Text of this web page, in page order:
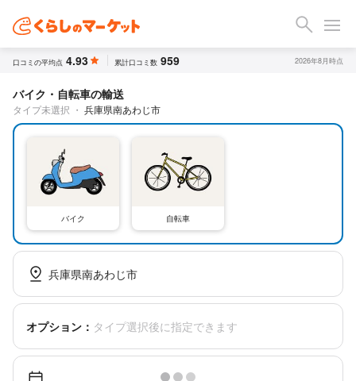
口コミの平均点 4.93 累計口コミ数 959 2026年8月時点
バイク・自転車の輸送
タイプ未選択 ・ 兵庫県南あわじ市
バイク 自転車
兵庫県南あわじ市
オプション： タイプ選択後に指定できます